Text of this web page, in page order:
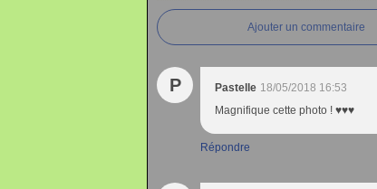
Ajouter un commentaire
P Pastelle 18/05/2018 16:53
Magnifique cette photo ! ♥♥♥
Répondre